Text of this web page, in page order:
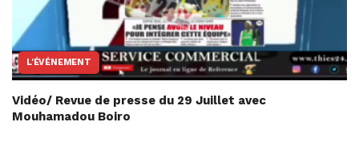
L'ÉVÉNEMENT
Vidéo/ Revue de presse du 29 Juillet avec
Mouhamadou Boiro